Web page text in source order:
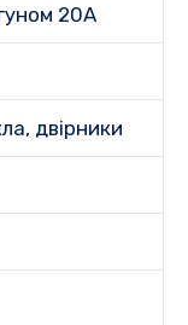
20A
двірники